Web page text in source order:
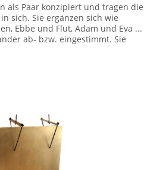
als Paar konzipiert und tragen die
sich. Sie ergänzen sich wie
Ebbe und Flut, Adam und Eva ...
ab- bzw. eingestimmt. Sie